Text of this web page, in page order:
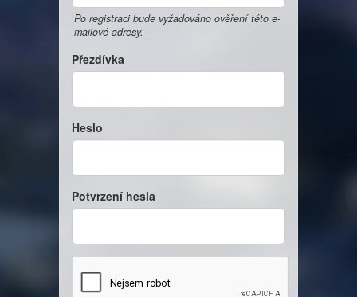
Po registraci bude vyžadováno ověření této e-
mailové adresy.
Přezdívka
Heslo
Potvrzení hesla